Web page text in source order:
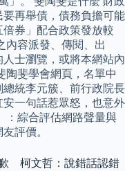
再舉債，債務負擔可能
券」配合政策發放較
內容派發、傳閱、出
士瀏覽，或將本網站內
陶斐學會網頁，名單中
統李元簇、前行政院長
一句話惹眾怒，也意外
：綜合評估網路聲量與
評價。
柯文哲：說錯話認錯